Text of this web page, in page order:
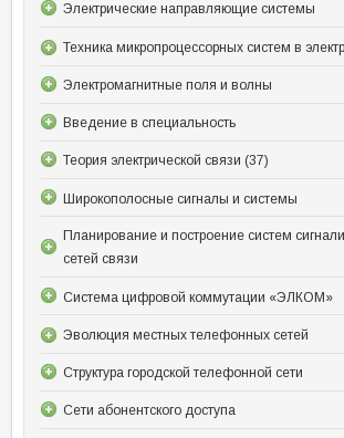
Электрические направляющие системы
Техника микропроцессорных систем в
Электромагнитные поля и волны
Введение в специальность
Теория электрической связи (37)
Широкополосные сигналы и системы
Планирование и построение систем
сетей связи
Система цифровой коммутации «ЭЛКОМ»
Эволюция местных телефонных сетей
Структура городской телефонной сети
Сети абонентского доступа